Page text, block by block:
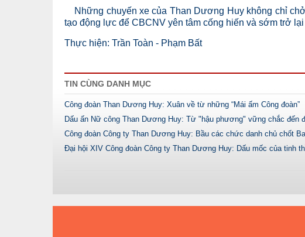
Những chuyến xe của Than Dương Huy không chỉ
tạo động lực để CBCNV yên tâm cống hiến và sớm trở
Thực hiện: Trần Toàn - Phạm Bất
TIN CÙNG DANH MỤC
Công đoàn Than Dương Huy: Xuân về từ những “Mái ấm Công đoàn”
Dấu ấn Nữ công Than Dương Huy: Từ "hậu phương" vững chắc đến
Công đoàn Công ty Than Dương Huy: Bầu các chức danh chủ chốt
Đại hội XIV Công đoàn Công ty Than Dương Huy: Dấu mốc của tinh